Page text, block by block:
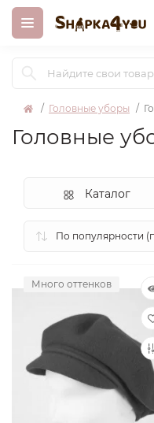
Головные уборы
Головные
Каталог
Много оттенков